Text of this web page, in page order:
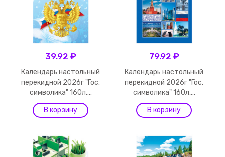
39.92 ₽
Календарь настольный
перекидной 2026г "Гос.
символика" 160л,...
79.92 ₽
Календарь настольный
перекидной 2026г "Гос.
символика" 160л,...